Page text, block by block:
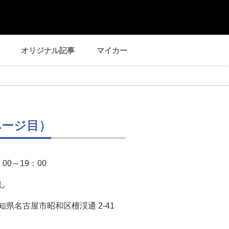
オリジナル記事 マイカー
ジ目）
00～19：00
県名古屋市昭和区檀渓通 2-41